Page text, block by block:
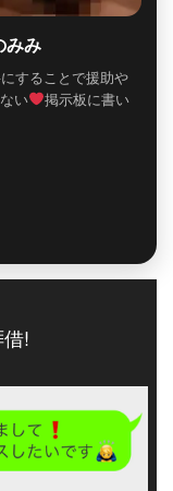
みみ
することで援助や
い
掲示板に書い
!